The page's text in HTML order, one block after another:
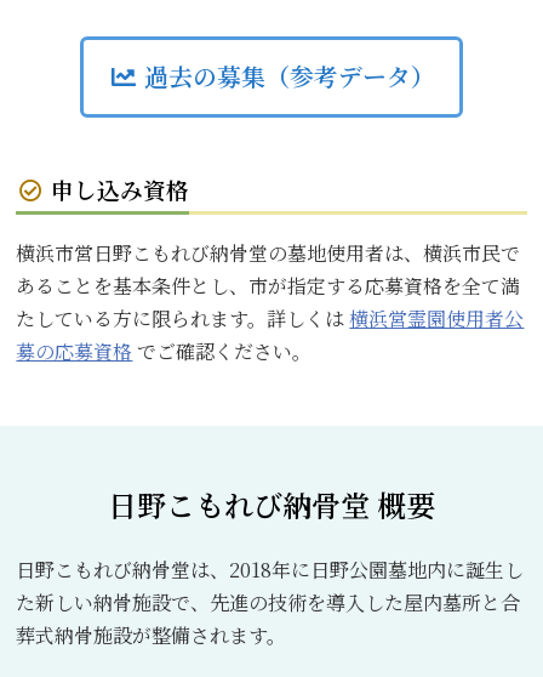
過去の募集（参考データ）
申し込み資格
横浜市営日野こもれび納骨堂の墓地使用者は、横浜市民で
あることを基本条件とし、市が指定する応募資格を全て満
たしている方に限られます。詳しくは横浜営霊園使用者公
募の応募資格 でご確認ください。
日野こもれび納骨堂 概要
日野こもれび納骨堂は、2018年に日野公園墓地内に誕生し
た新しい納骨施設で、先進の技術を導入した屋内墓所と合
葬式納骨施設が整備されます。